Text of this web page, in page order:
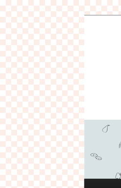
Przeskocz
do
tekstu